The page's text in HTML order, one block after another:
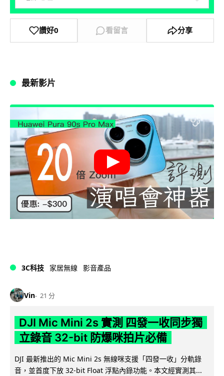
讚好0 看留言 分享
最新影片
3C科技 家居無線 影音產品
Vin 21 分
DJI Mic Mini 2s 實測 四發一收同步獨
立錄音 32-bit 防爆咪拍片必備
DJI 最新推出的 Mic Mini 2s 無線咪支援「四發一收」分軌錄
音，並首度下放 32-bit Float 浮點內錄功能。本文經實測其...